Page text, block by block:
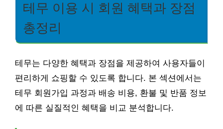
테무 이용 시 회원 혜택과 장점
총정리
테무는 다양한 혜택과 장점을 제공하여 사용자들이
편리하게 쇼핑할 수 있도록 합니다. 본 섹션에서는
테무 회원가입 과정과 배송 비용, 환불 및 반품 정보
에 따른 실질적인 혜택을 비교 분석합니다.